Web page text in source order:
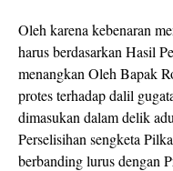
Oleh karena kebenaran
harus berdasarkan Hasil
menangkan Oleh Bapak
protes terhadap dalil
dimasukan dalam delik
Perselisihan sengketa
berbanding lurus dengan